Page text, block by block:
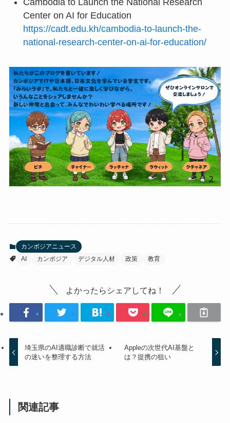
Center on AI for Education
https://cadt.edu.kh/cambodia-to-launch-the-
national-research-center-on-ai-for-education/
カンボジアニュース
AI
カンボジア デジタル人材 政策 教育
よかったらシェアしてね！
埼玉県のAI適職診断で就活
の迷いを整理する方法
Appleの次世代AI基盤と
は？提携の狙い
関連記事